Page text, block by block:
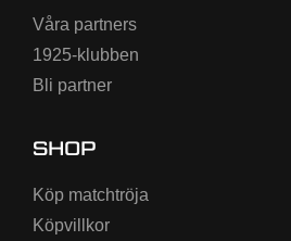
Våra partners
1925-klubben
Bli partner
SHOP
Köp matchtröja
Köpvillkor